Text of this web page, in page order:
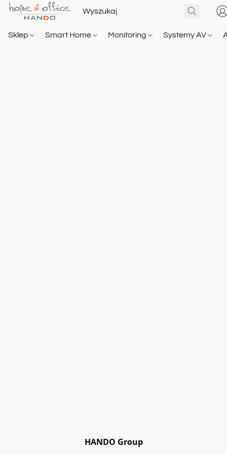
Sklep Smart Home Monitoring Systemy AV
HANDO Group